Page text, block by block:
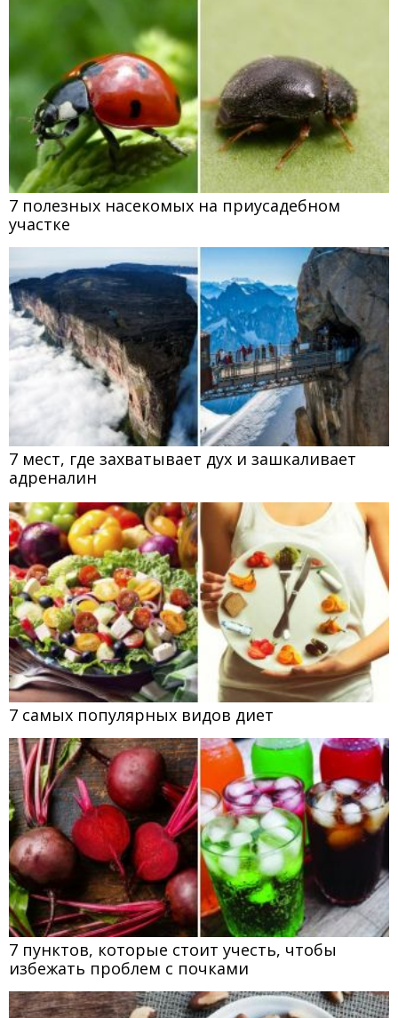
7 полезных насекомых на приусадебном
участке
7 мест, где захватывает дух и зашкаливает
адреналин
7 самых популярных видов диет
7 пунктов, которые стоит учесть, чтобы
избежать проблем с почками